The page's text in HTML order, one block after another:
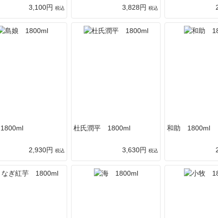
3,100円 税込 3,828円 税込
2,930円 税込
杜氏潤平 1800ml
3,630円 税込
和助 1800ml